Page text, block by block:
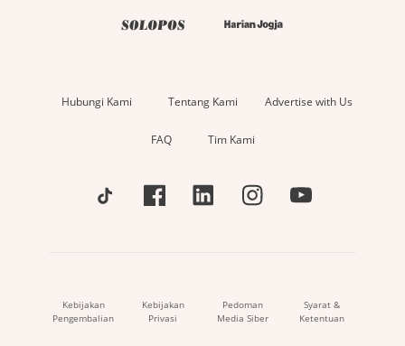
Hubungi Kami Tentang Kami Advertise with Us
FAQ Tim Kami
Kebijakan
Pengembalian
Kebijakan
Privasi
Pedoman
Media Siber
Syarat &
Ketentuan